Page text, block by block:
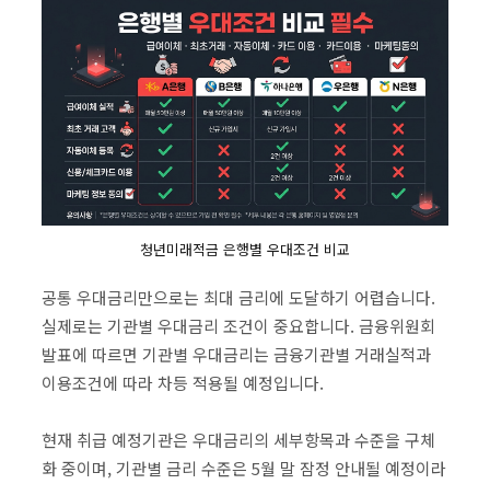
청년미래적금 은행별 우대조건 비교
공통 우대금리만으로는 최대 금리에 도달하기 어렵습니다.
실제로는 기관별 우대금리 조건이 중요합니다. 금융위원회
발표에 따르면 기관별 우대금리는 금융기관별 거래실적과
이용조건에 따라 차등 적용될 예정입니다.
현재 취급 예정기관은 우대금리의 세부항목과 수준을 구체
화 중이며, 기관별 금리 수준은 5월 말 잠정 안내될 예정이라